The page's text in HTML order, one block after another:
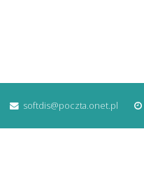
softdis@poczta.onet.pl